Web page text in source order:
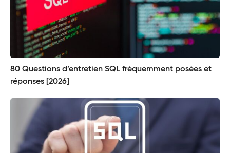
80 Questions d’entretien SQL fréquemment posées et
réponses [2026]